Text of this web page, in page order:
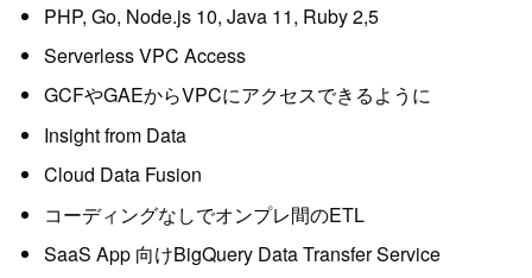
PHP, Go, Node.js 10, Java 11, Ruby 2,5
Serverless VPC Access
GCFやGAEからVPCにアクセスできるように
Insight from Data
Cloud Data Fusion
コーディングなしでオンプレ間のETL
SaaS App 向けBigQuery Data Transfer Service